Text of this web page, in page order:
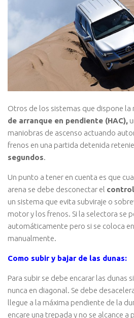
Otros de los sistemas que dispone la
de arranque en pendiente (HAC),
maniobras de ascenso actuando
frenos en una partida detenida
segundos.
Un punto a tener en cuenta es que
arena se debe desconectar el
un sistema que evita subviraje o
motor y los frenos. Si la selectora se
automáticamente pero si se coloca
manualmente.
Como subir y bajar de las dunas:
Para subir se debe encarar las dunas
nunca en diagonal. Se debe
llegue a la máxima pendiente de la
encare una trepada y no se alcance a